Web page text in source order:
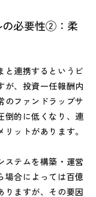
の必要性②：柔
連携するというビ
が、投資一任報酬内
のファンドラップサ
倒的に低くなり、連
ットがあります。
テムを構築・運営
場合によっては百億
りますが、その要因